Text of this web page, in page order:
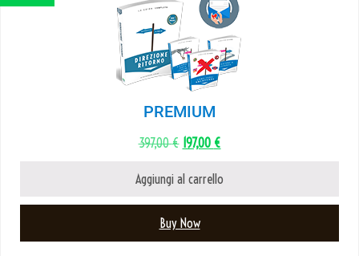
PREMIUM
397,00€ 197,00 €
Aggiungi al carrello
Buy Now